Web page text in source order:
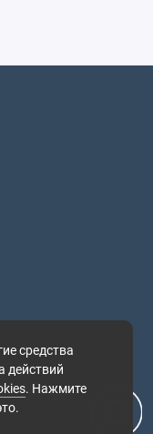
средства
действий
. Нажмите